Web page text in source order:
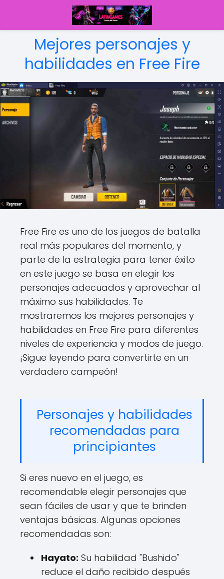
Mejores personajes y
habilidades en Free Fire
Free Fire es uno de los juegos de batalla
real más populares del momento, y
parte de la estrategia para tener éxito
en este juego se basa en elegir los
personajes adecuados y aprovechar al
máximo sus habilidades. Te
mostraremos los mejores personajes y
habilidades en Free Fire para diferentes
niveles de experiencia y modos de juego.
¡Sigue leyendo para convertirte en un
verdadero campeón!
Personajes y habilidades
recomendadas para
principiantes
Si eres nuevo en el juego, es
recomendable elegir personajes que
sean fáciles de usar y que te brinden
ventajas básicas. Algunas opciones
recomendadas son:
Hayato: Su habilidad "Bushido"
reduce el daño recibido después